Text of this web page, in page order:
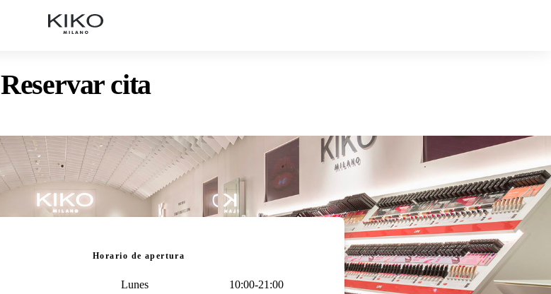
Reservar cita
Horario de apertura
Lunes
10:00-21:00